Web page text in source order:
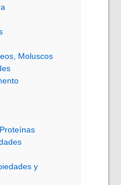
Moluscos
y